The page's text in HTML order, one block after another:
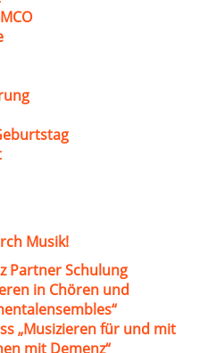
Musik!
Partner Schulung
in Chören und
„Musizieren für und mit
mit Demenz“